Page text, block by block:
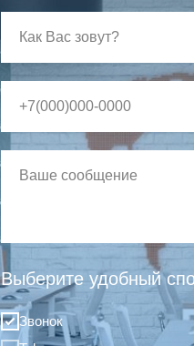
Выберите удобный
Звонок